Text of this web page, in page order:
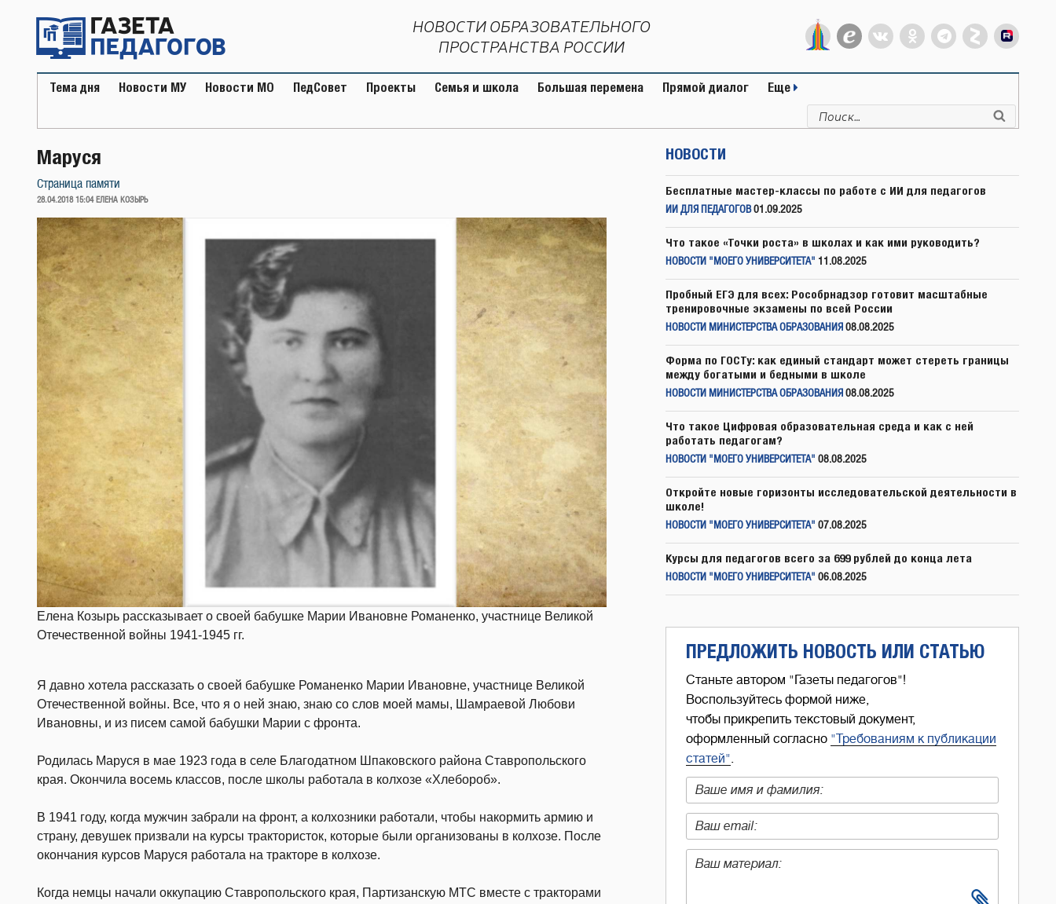
содержимому
НОВОСТИ ОБРАЗОВАТЕЛЬНОГО
ПРОСТРАНСТВА РОССИИ
Тема дня Новости МУ Новости МО ПедСовет Проекты Семья и школа Большая перемена Прямой диалог Еще
Искать:
Маруся
Страница памяти
ОПУБЛИКОВАНО
28.04.2018 15:04 ЕЛЕНА КОЗЫРЬ
Елена Козырь рассказывает о своей бабушке Марии Ивановне Романенко, участнице Великой
Отечественной войны 1941-1945 гг.
Я давно хотела рассказать о своей бабушке Романенко Марии Ивановне, участнице Великой
Отечественной войны. Все, что я о ней знаю, знаю со слов моей мамы, Шамраевой Любови
Ивановны, и из писем самой бабушки Марии с фронта.
Родилась Маруся в мае 1923 года в селе Благодатном Шпаковского района Ставропольского
края. Окончила восемь классов, после школы работала в колхозе «Хлебороб».
В 1941 году, когда мужчин забрали на фронт, а колхозники работали, чтобы накормить армию и
страну, девушек призвали на курсы трактористок, которые были организованы в колхозе. После
окончания курсов Маруся работала на тракторе в колхозе.
Когда немцы начали оккупацию Ставропольского края, Партизанскую МТС вместе с тракторами
НОВОСТИ
Бесплатные мастер-классы по работе с ИИ для педагогов
ИИ ДЛЯ ПЕДАГОГОВ 01.09.2025
Что такое «Точки роста» в школах и как ими руководить?
НОВОСТИ "МОЕГО УНИВЕРСИТЕТА" 11.08.2025
Пробный ЕГЭ для всех: Рособрнадзор готовит масштабные
тренировочные экзамены по всей России
НОВОСТИ МИНИСТЕРСТВА ОБРАЗОВАНИЯ 08.08.2025
Форма по ГОСТу: как единый стандарт может стереть границы
между богатыми и бедными в школе
НОВОСТИ МИНИСТЕРСТВА ОБРАЗОВАНИЯ 08.08.2025
Что такое Цифровая образовательная среда и как с ней
работать педагогам?
НОВОСТИ "МОЕГО УНИВЕРСИТЕТА" 08.08.2025
Откройте новые горизонты исследовательской деятельности в
школе!
НОВОСТИ "МОЕГО УНИВЕРСИТЕТА" 07.08.2025
Курсы для педагогов всего за 699 рублей до конца лета
НОВОСТИ "МОЕГО УНИВЕРСИТЕТА" 06.08.2025
ПРЕДЛОЖИТЬ НОВОСТЬ ИЛИ СТАТЬЮ
Станьте автором "Газеты педагогов"!
Воспользуйтесь формой ниже,
чтобы прикрепить текстовый документ,
оформленный согласно "Требованиям к публикации
статей".